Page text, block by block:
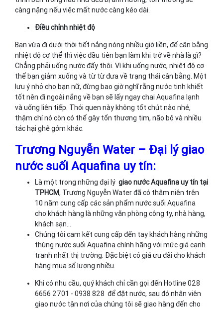
càng nặng nếu việc mất nước càng kéo dài.
Điều chỉnh nhiệt độ
Bạn vừa đi dưới thời tiết nắng nóng nhiều giờ liền, để cân bằng
nhiệt độ cơ thể thì việc đầu tiên bạn làm khi trở về nhà là gì?
Chẳng phải uống nước đấy thôi. Vì khi uống nước, nhiệt độ cơ
thể bạn giảm xuống và từ từ đưa về trạng thái cân bằng. Một
lưu ý nhỏ cho bạn nữ, đừng bao giờ nghĩ rằng nước tinh khiết
tốt nên đi ngoài nắng về bạn sẽ lấy ngay chai Aquafina lạnh
và uống liên tiếp. Thói quen này không tốt chút nào nhé,
thậm chí nó còn có thể gây tổn thương tim, não bộ và nhiều
tác hại ghê gớm khác.
Trương Nguyễn Water – Đại lý giao
nước suối Aquafina uy tín:
Là một trong những đại lý giao nước Aquafina uy tín tại
TPHCM, Trương Nguyễn Water đã có thâm niên trên
10 năm cung cấp các sản phẩm nước suối Aquafina
cho khách hàng là những văn phòng công ty, nhà hàng,
khách sạn…
Chúng tôi cam kết cung cấp đến tay khách hàng những
thùng nước suối Aquafina chính hãng với mức giá cạnh
tranh nhất thị trường. Đặc biệt có giá ưu đãi cho khách
hàng mua số lượng nhiều.
Khi có nhu cầu, quý khách chỉ cần gọi đến Hotline 028
6656 2701 - 0938 828 để đặt nước, sau đó nhân viên
giao nước tận nơi của chúng tôi sẽ giao hàng đến cho